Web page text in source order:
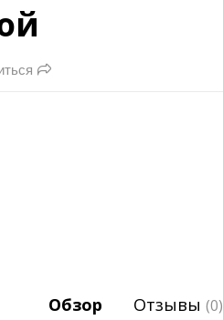
Обзор Отзывы(0)